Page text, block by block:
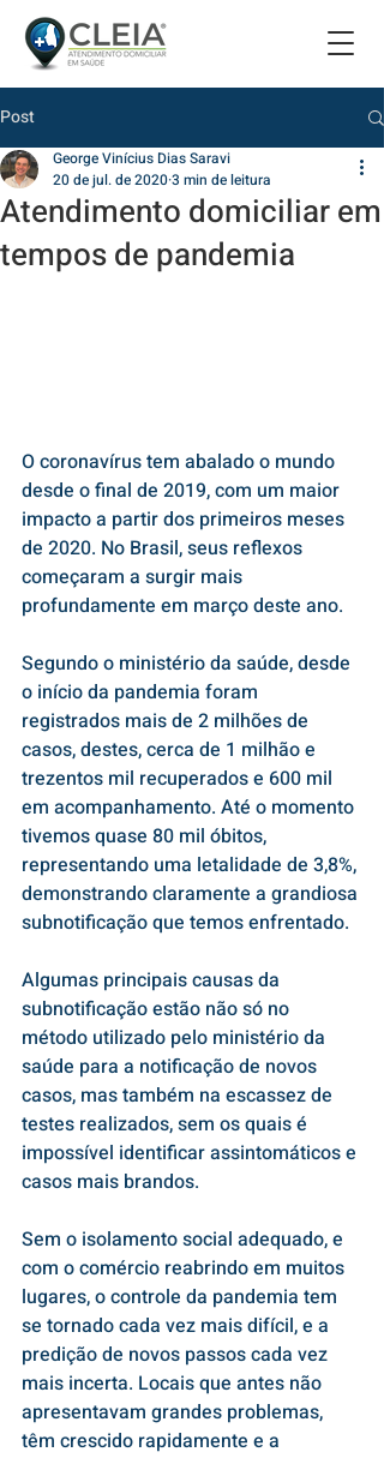
Post
Atendimento domiciliar em
tempos de pandemia
George Vinícius Dias Saravi
20 de jul. de 20203 min de leitura
O coronavírus tem abalado o mundo
desde o final de 2019, com um maior
impacto a partir dos primeiros meses
de 2020. No Brasil, seus reflexos
começaram a surgir mais
profundamente em março deste ano.
Segundo o ministério da saúde, desde
o início da pandemia foram
registrados mais de 2 milhões de
casos, destes, cerca de 1 milhão e
trezentos mil recuperados e 600 mil
em acompanhamento. Até o momento
tivemos quase 80 mil óbitos,
representando uma letalidade de 3,8%,
demonstrando claramente a grandiosa
subnotificação que temos enfrentado.
Algumas principais causas da
subnotificação estão não só no
método utilizado pelo ministério da
saúde para a notificação de novos
casos, mas também na escassez de
testes realizados, sem os quais é
impossível identificar assintomáticos e
casos mais brandos.
Sem o isolamento social adequado, e
com o comércio reabrindo em muitos
lugares, o controle da pandemia tem
se tornado cada vez mais difícil, e a
predição de novos passos cada vez
mais incerta. Locais que antes não
apresentavam grandes problemas,
têm crescido rapidamente e a